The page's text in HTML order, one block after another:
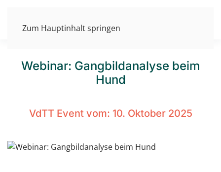
Zum Hauptinhalt springen
Webinar: Gangbildanalyse beim
Hund
VdTT Event vom: 10. Oktober 2025